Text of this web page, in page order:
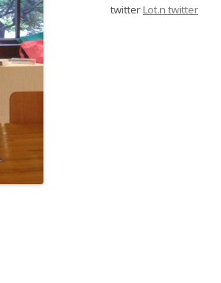
twitter Lot.n twitter